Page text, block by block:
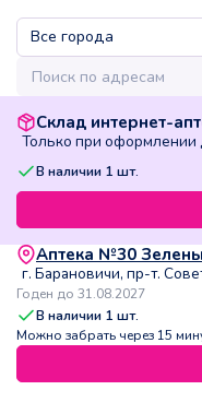
Склад интернет-
Только при оформлении
В наличии 1 шт.
Аптека №30
г. Барановичи, пр-т.
Годен до 31.08.2027
В наличии 1 шт.
Можно забрать через 15